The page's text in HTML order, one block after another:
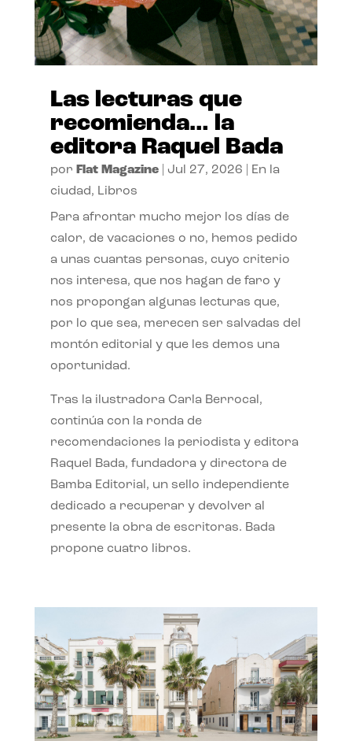
Las lecturas que
recomienda… la
editora Raquel Bada
por Flat Magazine| Jul 27, 2026
En la
ciudad, Libros
Para afrontar mucho mejor los días de
calor, de vacaciones o no, hemos pedido
a unas cuantas personas, cuyo criterio
nos interesa, que nos hagan de faro y
nos propongan algunas lecturas que,
por lo que sea, merecen ser salvadas del
montón editorial y que les demos una
oportunidad.
Tras la ilustradora Carla Berrocal,
continúa con la ronda de
recomendaciones la periodista y editora
Raquel Bada, fundadora y directora de
Bamba Editorial, un sello independiente
dedicado a recuperar y devolver al
presente la obra de escritoras. Bada
propone cuatro libros.